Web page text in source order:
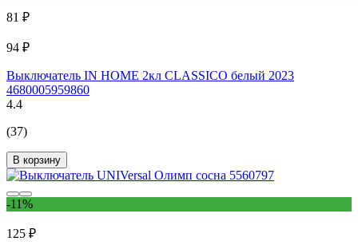
81 ₽
94 ₽
Выключатель IN HOME 2кл CLASSICO белый 2023
4680005959860
4.4
(37)
В корзину
-11%
125 ₽